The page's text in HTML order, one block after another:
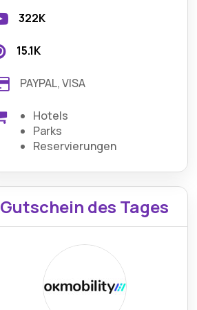
322K
15.1K
PAYPAL, VISA
Hotels
Parks
Reservierungen
Gutschein des Tages